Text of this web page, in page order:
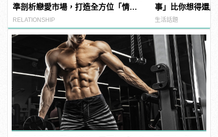
準剖析戀愛市場，打造全方位「情感
專家」
RELATIONSHIP
事」比你想得還
生活話題